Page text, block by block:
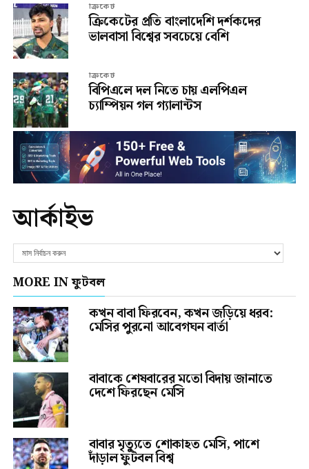
ক্রিকেট
ক্রিকেটের প্রতি বাংলাদেশি দর্শকদের
ভালবাসা বিশ্বের সবচেয়ে বেশি
ক্রিকেট
বিপিএলে দল নিতে চায় এলপিএল
চ্যাম্পিয়ন গল গ্যালান্টস
আর্কাইভ
MORE IN ফুটবল
কখন বাবা ফিরবেন, কখন জড়িয়ে ধরব:
মেসির পুরনো আবেগঘন বার্তা
বাবাকে শেষবারের মতো বিদায় জানাতে
দেশে ফিরছেন মেসি
বাবার মৃত্যুতে শোকাহত মেসি, পাশে
দাঁড়াল ফুটবল বিশ্ব